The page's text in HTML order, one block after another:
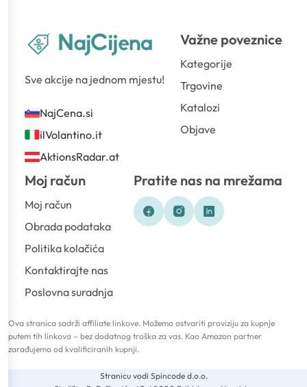
Sve akcije na jednom mjestu!
NajCena.si
ilVolantino.it
AktionsRadar.at
Važne poveznice
Kategorije
Trgovine
Katalozi
Objave
Moj račun
Moj račun
Obrada podataka
Politika kolačića
Kontaktirajte nas
Poslovna suradnja
Pratite nas na mrežama
Ova stranica sadrži affiliate linkove. Možemo ostvariti proviziju za kupnje
putem tih linkova – bez dodatnog troška za vas. Kao Amazon partner
zarađujemo od kvalificiranih kupnji.
Stranicu vodi Spincode d.o.o.